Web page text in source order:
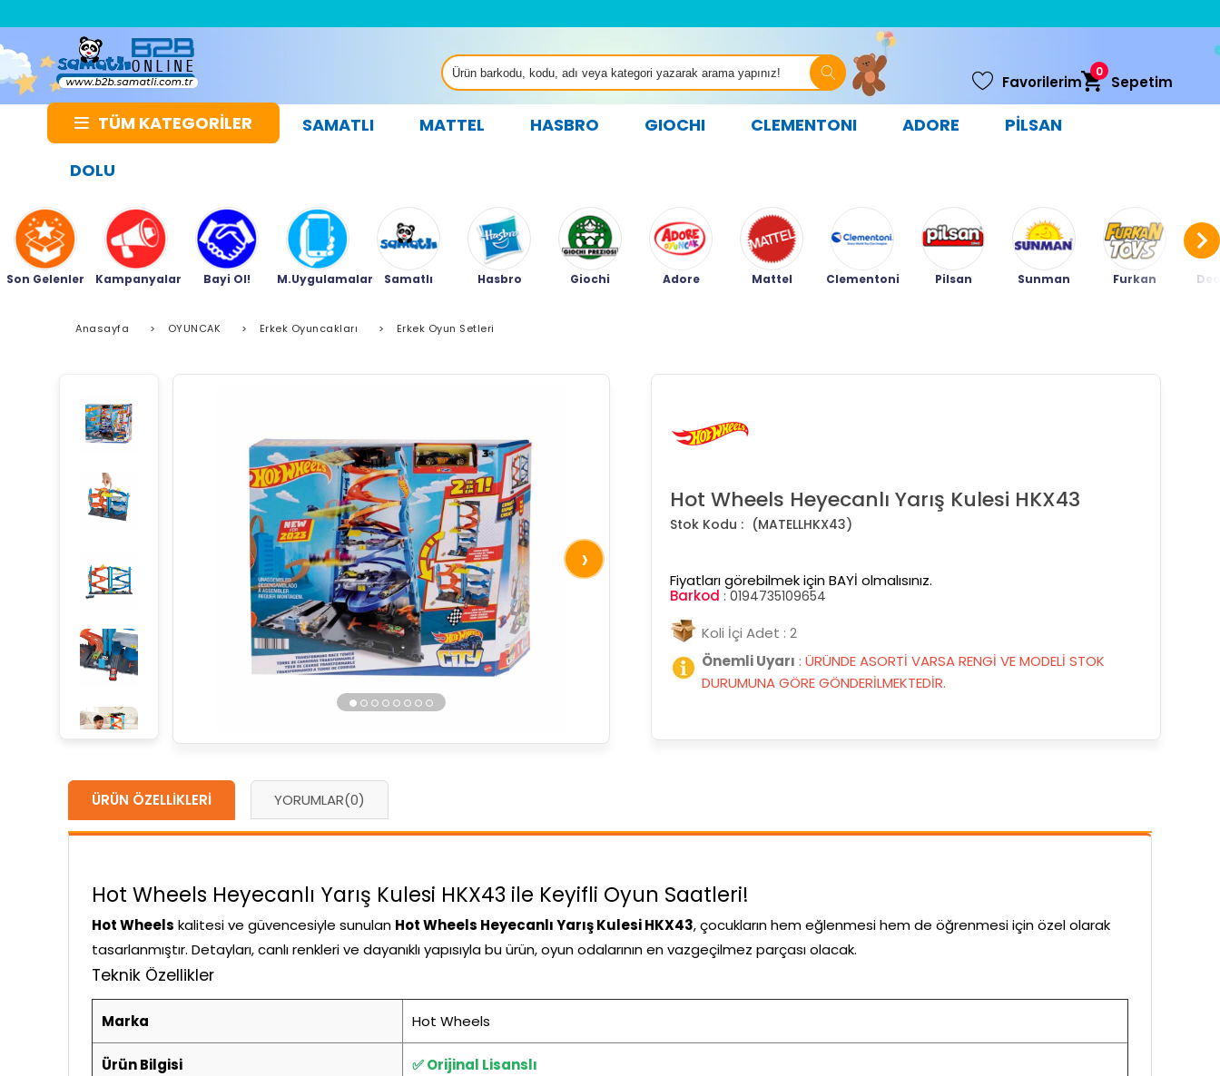
Sepetim
0
TÜM KATEGORİLER SAMATLI MATTEL HASBRO GIOCHI CLEMENTONI ADORE
PİLSAN
DOLU
Favorilerim
Son Gelenler Kampanyalar Bayi Ol! M.Uygulamalar Samatlı Hasbro Giochi Adore Mattel Clementoni Pilsan Sunman Furkan
Anasayfa > OYUNCAK > Erkek Oyuncakları > Erkek Oyun Setleri
›
Hot Wheels Heyecanlı Yarış Kulesi HKX43
(MATELLHKX43)
Fiyatları görebilmek için BAYİ olmalısınız.
Barkod : 0194735109654
Koli İçi Adet : 2
Önemli Uyarı : ÜRÜNDE ASORTİ VARSA RENGİ VE MODELİ STOK
DURUMUNA GÖRE GÖNDERİLMEKTEDİR.
ÜRÜN ÖZELLIKLERI YORUMLAR(0)
Hot Wheels Heyecanlı Yarış Kulesi HKX43 ile Keyifli Oyun Saatleri!
Hot Wheels kalitesi ve güvencesiyle sunulan Hot Wheels Heyecanlı Yarış Kulesi HKX43, çocukların hem eğlenmesi hem de öğrenmesi için özel olarak
tasarlanmıştır. Detayları, canlı renkleri ve dayanıklı yapısıyla bu ürün, oyun odalarının en vazgeçilmez parçası olacak.
Teknik Özellikler
Marka Hot Wheels
Ürün Bilgisi ✅ Orijinal Lisanslı